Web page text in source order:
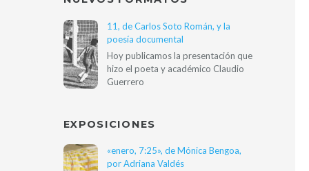
11, de Carlos Soto Román, y la
poesía documental
Hoy publicamos la presentación que
hizo el poeta y académico Claudio
Guerrero
EXPOSICIONES
«enero, 7:25», de Mónica Bengoa,
por Adriana Valdés